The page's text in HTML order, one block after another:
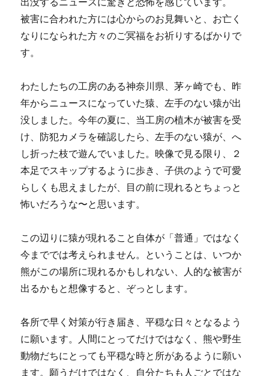
被害に合われた方には心からのお見舞いと、お亡く
なりになられた方々のご冥福をお祈りするばかりで
す。
わたしたちの工房のある神奈川県、茅ヶ崎でも、昨
年からニュースになっていた猿、左手のない猿が出
没しました。今年の夏に、当工房の植木が被害を受
け、防犯カメラを確認したら、左手のない猿が、へ
し折った枝で遊んでいました。映像で見る限り、２
本足でスキップするように歩き、子供のようで可愛
らしくも思えましたが、目の前に現れるとちょっと
怖いだろうな〜と思います。
この辺りに猿が現れること自体が「普通」ではなく
今まででは考えられません。ということは、いつか
熊がこの場所に現れるかもしれない、人的な被害が
出るかもと想像すると、ぞっとします。
各所で早く対策が行き届き、平穏な日々となるよう
に願います。人間にとってだけではなく、熊や野生
動物だちにとっても平穏な時と所があるように願い
ます。願うだけではなく、自分たちも人ごとではな